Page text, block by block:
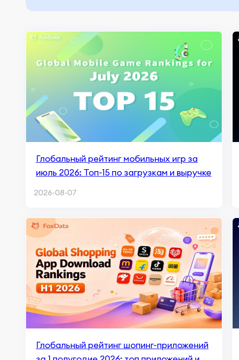
Глобальный рейтинг мобильных игр за
июль 2026: Топ-15 по загрузкам и выручке
2026-08-07
Глобальный рейтинг шопинг-приложений